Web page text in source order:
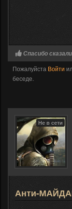
Спасибо сказали
Пожалуйста Войти
беседе.
Не в сети
Анти-